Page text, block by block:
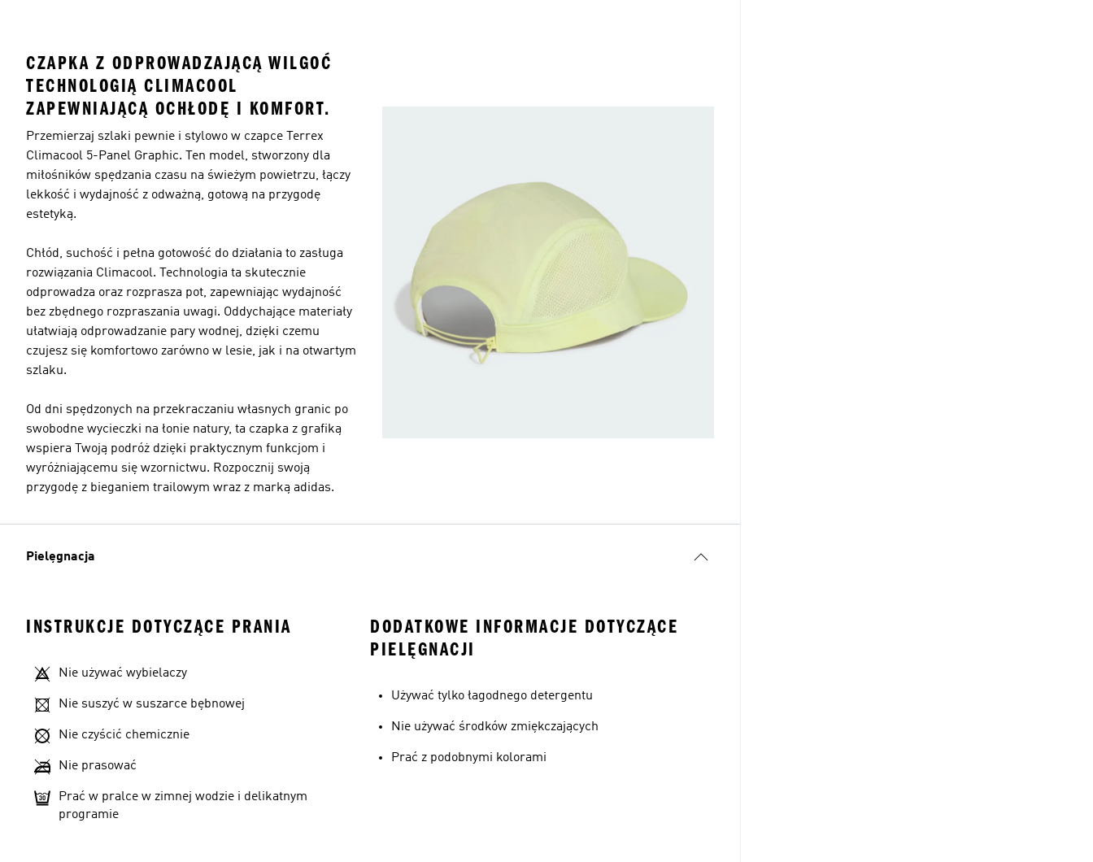
CZAPKA Z ODPROWADZAJĄCĄ WILGOĆ
TECHNOLOGIĄ CLIMACOOL
ZAPEWNIAJĄCĄ OCHŁODĘ I KOMFORT.
Przemierzaj szlaki pewnie i stylowo w czapce Terrex
Climacool 5-Panel Graphic. Ten model, stworzony dla
miłośników spędzania czasu na świeżym powietrzu, łączy
lekkość i wydajność z odważną, gotową na przygodę
estetyką.
Chłód, suchość i pełna gotowość do działania to zasługa
rozwiązania Climacool. Technologia ta skutecznie
odprowadza oraz rozprasza pot, zapewniając wydajność
bez zbędnego rozpraszania uwagi. Oddychające materiały
ułatwiają odprowadzanie pary wodnej, dzięki czemu
czujesz się komfortowo zarówno w lesie, jak i na otwartym
szlaku.
Od dni spędzonych na przekraczaniu własnych granic po
swobodne wycieczki na łonie natury, ta czapka z grafiką
wspiera Twoją podróż dzięki praktycznym funkcjom i
wyróżniającemu się wzornictwu. Rozpocznij swoją
przygodę z bieganiem trailowym wraz z marką adidas.
Pielęgnacja
INSTRUKCJE DOTYCZĄCE PRANIA
Nie używać wybielaczy
Nie suszyć w suszarce bębnowej
Nie czyścić chemicznie
Nie prasować
Prać w pralce w zimnej wodzie i delikatnym
programie
DODATKOWE INFORMACJE DOTYCZĄCE
PIELĘGNACJI
Używać tylko łagodnego detergentu
Nie używać środków zmiękczających
Prać z podobnymi kolorami